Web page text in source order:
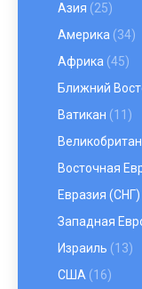
Азия (25)
Америка (34)
Африка (45)
Ближний
Ватикан (11)
Восточная
Евразия (СНГ)
Западная
Израиль (13)
США (16)